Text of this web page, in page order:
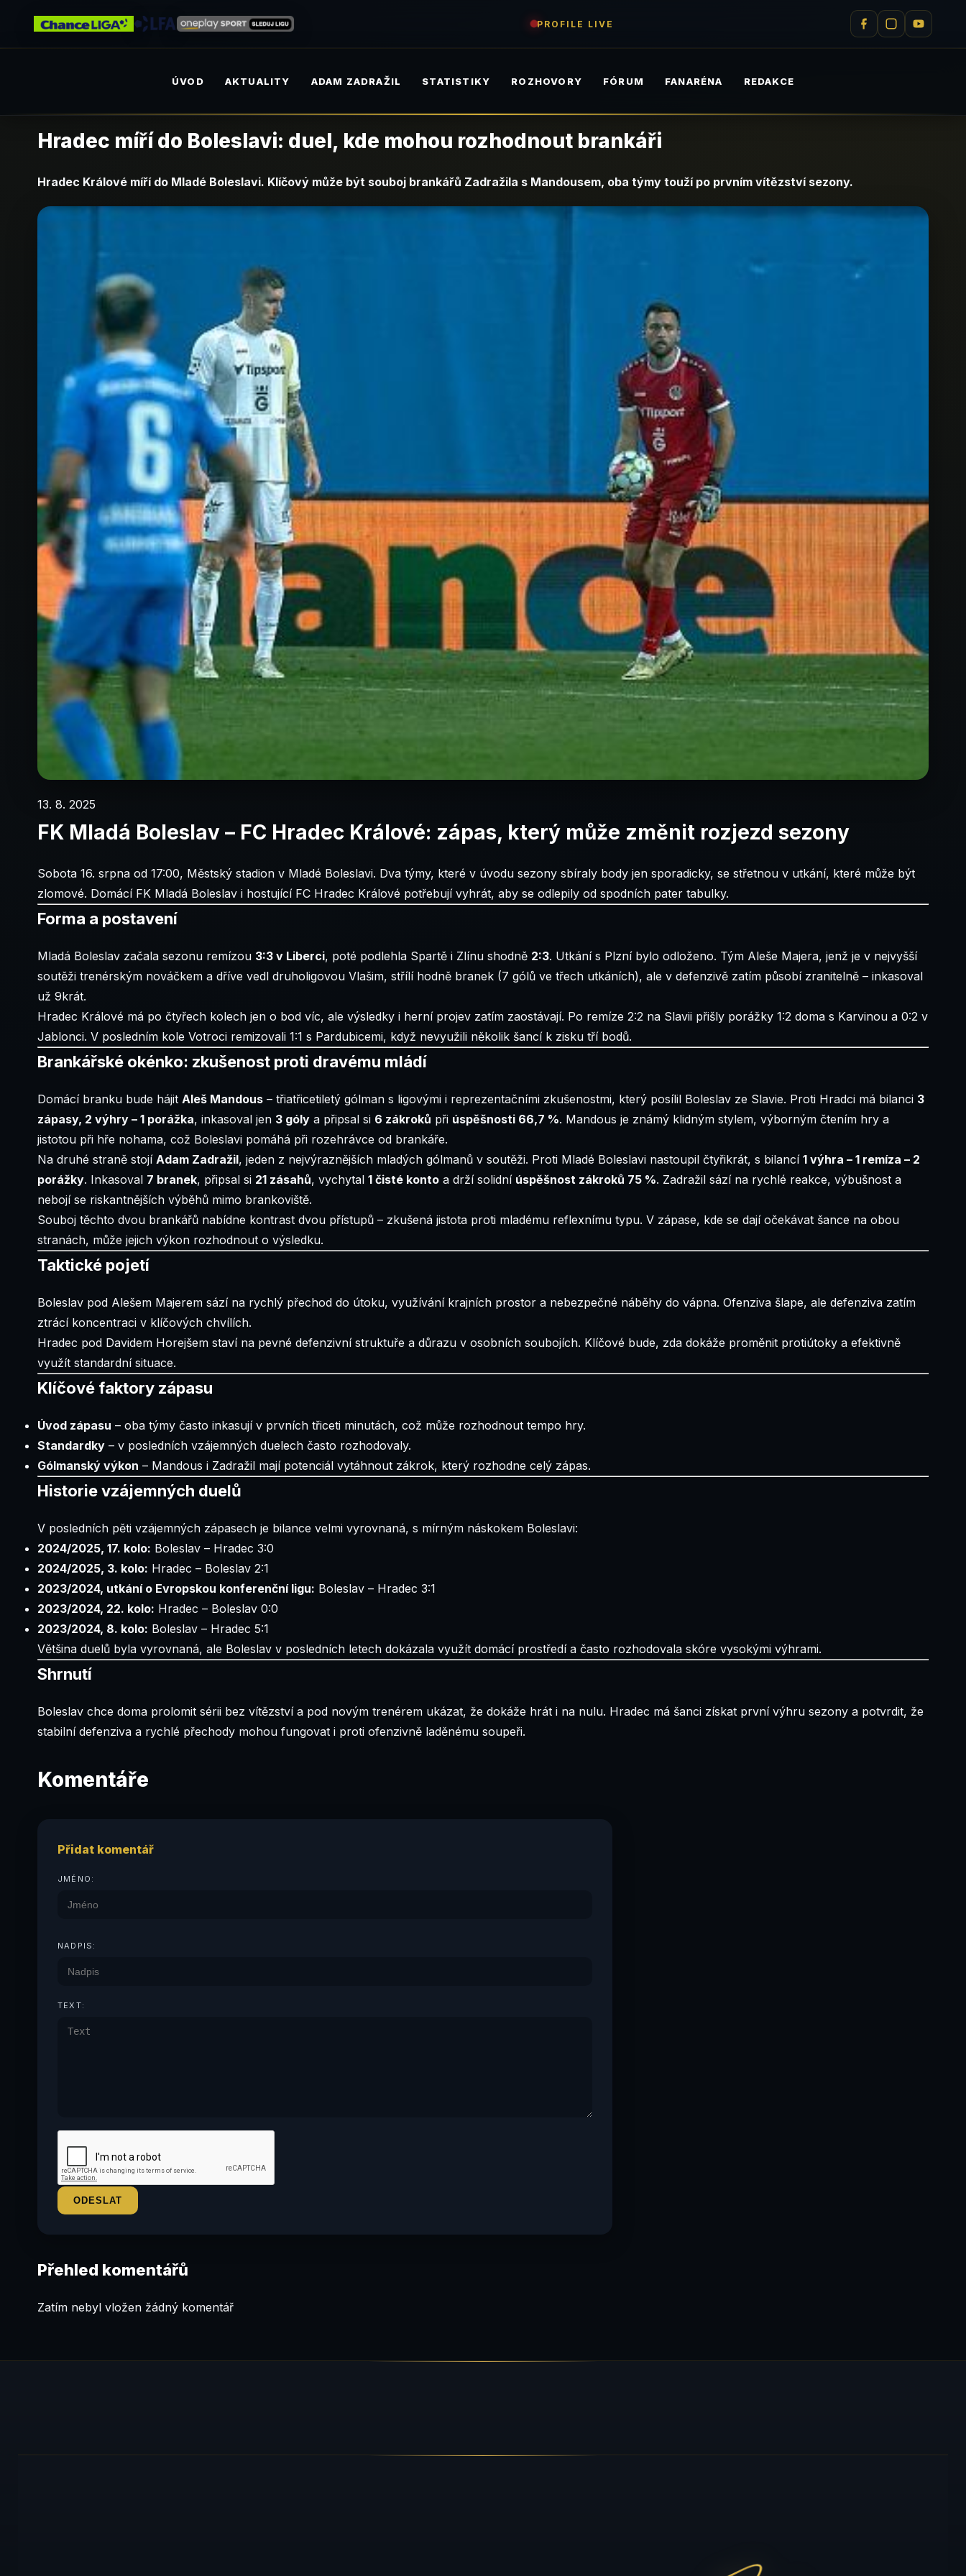
PROFILE LIVE
ÚVOD AKTUALITY ADAM ZADRAŽIL STATISTIKY ROZHOVORY FÓRUM FANARÉNA REDAKCE
Hradec míří do Boleslavi: duel, kde mohou rozhodnout brankáři
Hradec Králové míří do Mladé Boleslavi. Klíčový může být souboj brankářů Zadražila s Mandousem, oba týmy touží po prvním vítězství sezony.
13. 8. 2025
FK Mladá Boleslav – FC Hradec Králové: zápas, který může změnit rozjezd sezony
Sobota 16. srpna od 17:00, Městský stadion v Mladé Boleslavi. Dva týmy, které v úvodu sezony sbíraly body jen sporadicky, se střetnou v utkání, které může být
zlomové. Domácí FK Mladá Boleslav i hostující FC Hradec Králové potřebují vyhrát, aby se odlepily od spodních pater tabulky.
Forma a postavení
Mladá Boleslav začala sezonu remízou 3:3 v Liberci, poté podlehla Spartě i Zlínu shodně 2:3. Utkání s Plzní bylo odloženo. Tým Aleše Majera, jenž je v nejvyšší
soutěži trenérským nováčkem a dříve vedl druholigovou Vlašim, střílí hodně branek (7 gólů ve třech utkáních), ale v defenzivě zatím působí zranitelně – inkasoval
už 9krát.
Hradec Králové má po čtyřech kolech jen o bod víc, ale výsledky i herní projev zatím zaostávají. Po remíze 2:2 na Slavii přišly porážky 1:2 doma s Karvinou a 0:2 v
Jablonci. V posledním kole Votroci remizovali 1:1 s Pardubicemi, když nevyužili několik šancí k zisku tří bodů.
Brankářské okénko: zkušenost proti dravému mládí
Domácí branku bude hájit Aleš Mandous – třiatřicetiletý gólman s ligovými i reprezentačními zkušenostmi, který posílil Boleslav ze Slavie. Proti Hradci má bilanci 3
zápasy, 2 výhry – 1 porážka, inkasoval jen 3 góly a připsal si 6 zákroků při úspěšnosti 66,7 %. Mandous je známý klidným stylem, výborným čtením hry a
jistotou při hře nohama, což Boleslavi pomáhá při rozehrávce od brankáře.
Na druhé straně stojí Adam Zadražil, jeden z nejvýraznějších mladých gólmanů v soutěži. Proti Mladé Boleslavi nastoupil čtyřikrát, s bilancí 1 výhra – 1 remíza – 2
porážky. Inkasoval 7 branek, připsal si 21 zásahů, vychytal 1 čisté konto a drží solidní úspěšnost zákroků 75 %. Zadražil sází na rychlé reakce, výbušnost a
nebojí se riskantnějších výběhů mimo brankoviště.
Souboj těchto dvou brankářů nabídne kontrast dvou přístupů – zkušená jistota proti mladému reflexnímu typu. V zápase, kde se dají očekávat šance na obou
stranách, může jejich výkon rozhodnout o výsledku.
Taktické pojetí
Boleslav pod Alešem Majerem sází na rychlý přechod do útoku, využívání krajních prostor a nebezpečné náběhy do vápna. Ofenziva šlape, ale defenziva zatím
ztrácí koncentraci v klíčových chvílích.
Hradec pod Davidem Horejšem staví na pevné defenzivní struktuře a důrazu v osobních soubojích. Klíčové bude, zda dokáže proměnit protiútoky a efektivně
využít standardní situace.
Klíčové faktory zápasu
Úvod zápasu – oba týmy často inkasují v prvních třiceti minutách, což může rozhodnout tempo hry.
Standardky – v posledních vzájemných duelech často rozhodovaly.
Gólmanský výkon – Mandous i Zadražil mají potenciál vytáhnout zákrok, který rozhodne celý zápas.
Historie vzájemných duelů
V posledních pěti vzájemných zápasech je bilance velmi vyrovnaná, s mírným náskokem Boleslavi:
2024/2025, 17. kolo: Boleslav – Hradec 3:0
2024/2025, 3. kolo: Hradec – Boleslav 2:1
2023/2024, utkání o Evropskou konferenční ligu: Boleslav – Hradec 3:1
2023/2024, 22. kolo: Hradec – Boleslav 0:0
2023/2024, 8. kolo: Boleslav – Hradec 5:1
Většina duelů byla vyrovnaná, ale Boleslav v posledních letech dokázala využít domácí prostředí a často rozhodovala skóre vysokými výhrami.
Shrnutí
Boleslav chce doma prolomit sérii bez vítězství a pod novým trenérem ukázat, že dokáže hrát i na nulu. Hradec má šanci získat první výhru sezony a potvrdit, že
stabilní defenziva a rychlé přechody mohou fungovat i proti ofenzivně laděnému soupeři.
Komentáře
Přidat komentář
JMÉNO:
NADPIS:
TEXT:
Přehled komentářů
Zatím nebyl vložen žádný komentář